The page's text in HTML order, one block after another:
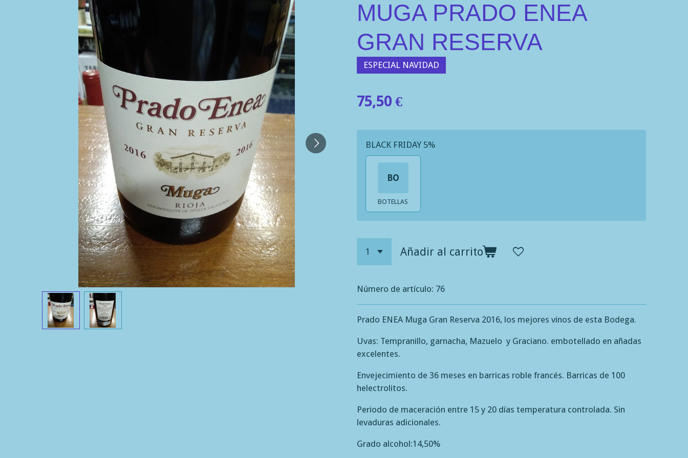
MUGA PRADO ENEA
GRAN RESERVA
ESPECIAL NAVIDAD
75,50 €
BLACK FRIDAY 5%
BO
BOTELLAS
Añadir al carrito
Número de artículo: 76
Prado ENEA Muga Gran Reserva 2016, los mejores vinos de esta Bodega.
Uvas: Tempranillo, garnacha, Mazuelo y Graciano. embotellado en añadas
excelentes.
Envejecimiento de 36 meses en barricas roble francés. Barricas de 100
helectrolitos.
Periodo de maceración entre 15 y 20 días temperatura controlada. Sin
levaduras adicionales.
Grado alcohol:14,50%